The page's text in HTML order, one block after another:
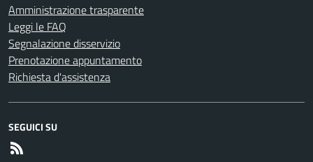
Amministrazione trasparente
Leggi le FAQ
Segnalazione disservizio
Prenotazione appuntamento
Richiesta d'assistenza
SEGUICI SU